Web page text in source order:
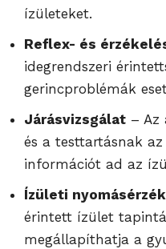
ízületeket.
Reflex- és
idegrendszeri
gerincproblémák
Járásvizsgálat – Az
és a testtartásnak
információt ad az
Ízületi
érintett ízület
megállapíthatja a